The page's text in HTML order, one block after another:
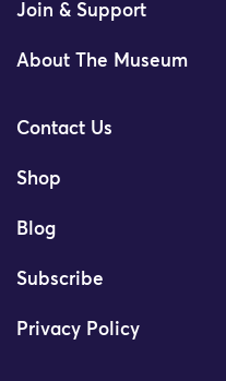
Join & Support
About The Museum
Contact Us
Shop
Blog
Subscribe
Privacy Policy